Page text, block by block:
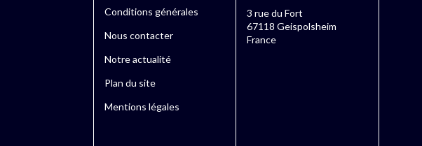
Conditions générales
Nous contacter
Notre actualité
Plan du site
Mentions légales
3 rue du Fort
67118 Geispolsheim
France